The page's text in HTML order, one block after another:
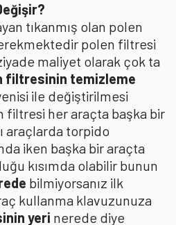
tıkanmış olan polen
polen filtresi
maliyet olarak çok ta
filtresinin temizleme
ile değiştirilmesi
her araçta başka bir
araçlarda torpido
iken başka bir araçta
kısımda olabilir bunun
bilmiyorsanız ilk
kullanma klavuzunuza
yeri nerede diye